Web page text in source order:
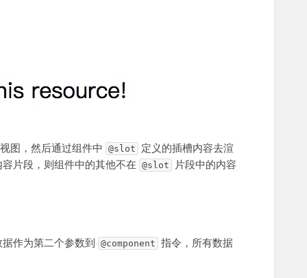
图，然后通过组件中 @slot
定义的插槽内容去渲
片段，则组件中的其他不在 @slot 片段中的内容
作为第二个参数到 @component 指令，所有数据